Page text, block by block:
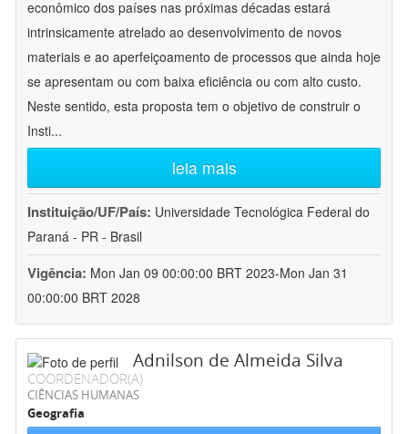
econômico dos países nas próximas décadas estará
intrinsicamente atrelado ao desenvolvimento de novos
materiais e ao aperfeiçoamento de processos que ainda hoje
se apresentam ou com baixa eficiência ou com alto custo.
Neste sentido, esta proposta tem o objetivo de construir o
Insti...
leia mais
Instituição/UF/País: Universidade Tecnológica Federal do
Paraná - PR - Brasil
Vigência: Mon Jan 09 00:00:00 BRT 2023-Mon Jan 31
00:00:00 BRT 2028
Adnilson de Almeida Silva
COORDENADOR(A)
CIÊNCIAS HUMANAS
Geografia